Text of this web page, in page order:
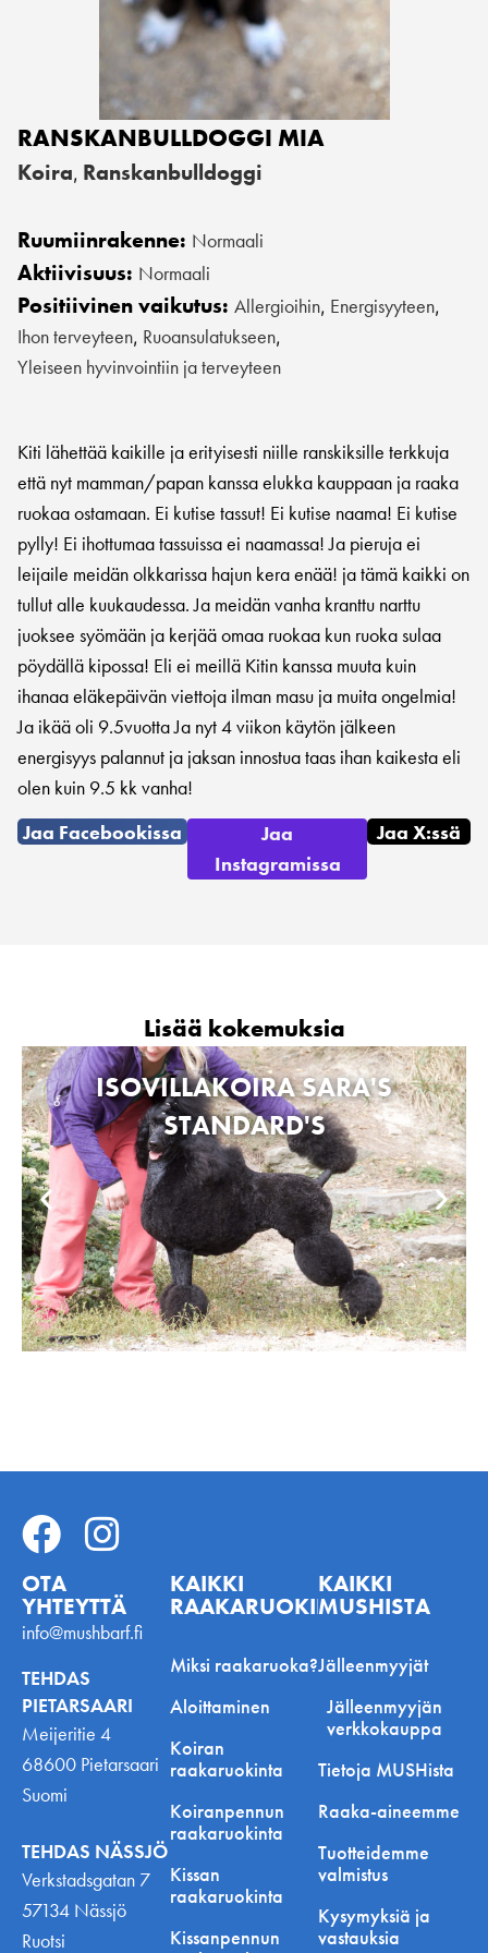
RANSKANBULLDOGGI MIA
Koira, Ranskanbulldoggi
Ruumiinrakenne: Normaali
Aktiivisuus: Normaali
Positiivinen vaikutus: Allergioihin, Energisyyteen,
Ihon terveyteen, Ruoansulatukseen,
Yleiseen hyvinvointiin ja terveyteen
Kiti lähettää kaikille ja erityisesti niille ranskiksille terkkuja
että nyt mamman/papan kanssa elukka kauppaan ja raaka
ruokaa ostamaan. Ei kutise tassut! Ei kutise naama! Ei kutise
pylly! Ei ihottumaa tassuissa ei naamassa! Ja pieruja ei
leijaile meidän olkkarissa hajun kera enää! ja tämä kaikki on
tullut alle kuukaudessa. Ja meidän vanha kranttu narttu
juoksee syömään ja kerjää omaa ruokaa kun ruoka sulaa
pöydällä kipossa! Eli ei meillä Kitin kanssa muuta kuin
ihanaa eläkepäivän viettoja ilman masu ja muita ongelmia!
Ja ikää oli 9.5vuotta Ja nyt 4 viikon käytön jälkeen
energisyys palannut ja jaksan innostua taas ihan kaikesta eli
olen kuin 9.5 kk vanha!
Jaa Facebookissa
Jaa
Instagramissa
Jaa X:ssä
Lisää kokemuksia
ISOVILLAKOIRA SARA'S
STANDARD'S
OTA
YHTEYTTÄ
info@mushbarf.fi
TEHDAS
PIETARSAARI
Meijeritie 4
68600 Pietarsaari
Suomi
TEHDAS NÄSSJÖ
Verkstadsgatan 7
57134 Nässjö
Ruotsi
KAIKKI
RAAKARUOKINNASTA
Miksi raakaruoka?
Aloittaminen
Koiran
raakaruokinta
Koiranpennun
raakaruokinta
Kissan
raakaruokinta
Kissanpennun
KAIKKI
MUSHISTA
Jälleenmyyjät
Jälleenmyyjän
verkkokauppa
Tietoja MUSHista
Raaka-aineemme
Tuotteidemme
valmistus
Kysymyksiä ja
vastauksia